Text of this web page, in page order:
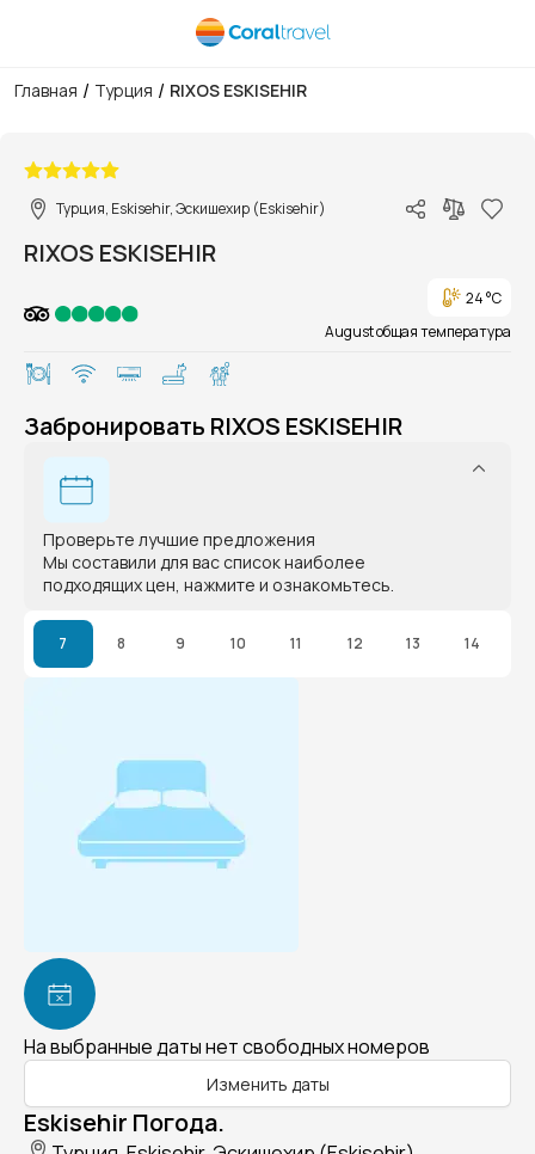
Главная / Турция / RIXOS ESKISEHIR
Турция, Eskisehir, Эскишехир (Eskisehir)
RIXOS ESKISEHIR
24 °C
August общая температура
Забронировать RIXOS ESKISEHIR
Проверьте лучшие предложения
Мы составили для вас список наиболее
подходящих цен, нажмите и ознакомьтесь.
7 8 9 10 11 12 13 14
На выбранные даты нет свободных номеров
Изменить даты
Eskisehir Погода.